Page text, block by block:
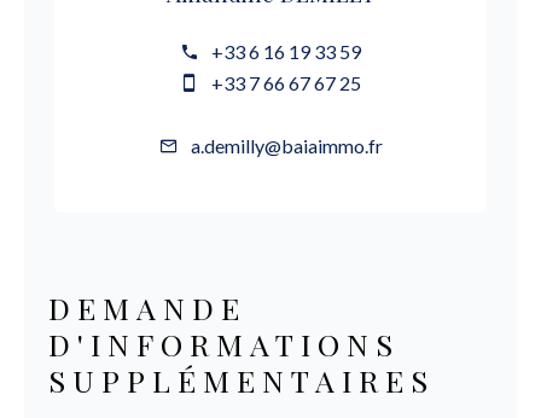
+33 6 16 19 33 59
+33 7 66 67 67 25
a.demilly@baiaimmo.fr
DEMANDE
D'INFORMATIONS
SUPPLÉMENTAIRES